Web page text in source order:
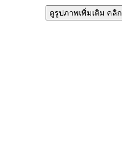
ดูรูปภาพเพิ่มเติม คลิ